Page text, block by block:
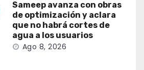
Sameep avanza con obras
de optimización y aclara
que no habrá cortes de
agua a los usuarios
Ago 8, 2026